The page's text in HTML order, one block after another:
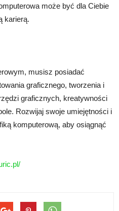
może być dla Ciebie
karierą.
musisz posiadać
graficznego, tworzenia i
graficznych, kreatywności
Rozwijaj swoje umiejętności i
komputerową, aby osiągnąć